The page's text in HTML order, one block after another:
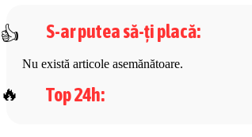
S-ar putea să-ți placă:
Nu există articole asemănătoare.
Top 24h: